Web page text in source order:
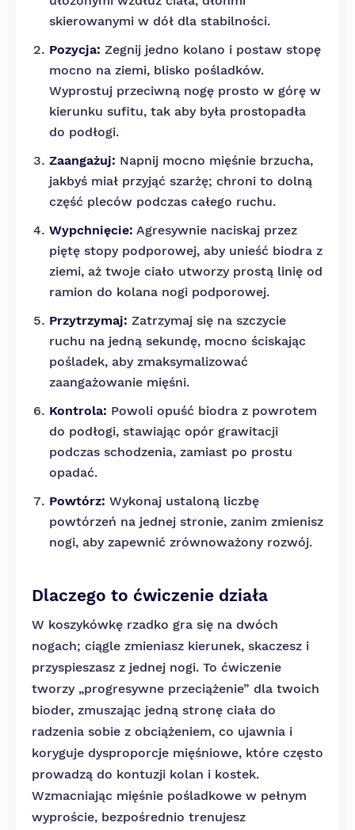
skierowanymi w dół dla stabilności.
Pozycja: Zegnij jedno kolano i postaw stopę
mocno na ziemi, blisko pośladków.
Wyprostuj przeciwną nogę prosto w górę w
kierunku sufitu, tak aby była prostopadła
do podłogi.
Zaangażuj: Napnij mocno mięśnie brzucha,
jakbyś miał przyjąć szarżę; chroni to dolną
część pleców podczas całego ruchu.
Wypchnięcie: Agresywnie naciskaj przez
piętę stopy podporowej, aby unieść biodra z
ziemi, aż twoje ciało utworzy prostą linię od
ramion do kolana nogi podporowej.
Przytrzymaj: Zatrzymaj się na szczycie
ruchu na jedną sekundę, mocno ściskając
pośladek, aby zmaksymalizować
zaangażowanie mięśni.
Kontrola: Powoli opuść biodra z powrotem
do podłogi, stawiając opór grawitacji
podczas schodzenia, zamiast po prostu
opadać.
Powtórz: Wykonaj ustaloną liczbę
powtórzeń na jednej stronie, zanim zmienisz
nogi, aby zapewnić zrównoważony rozwój.
Dlaczego to ćwiczenie działa
W koszykówkę rzadko gra się na dwóch
nogach; ciągle zmieniasz kierunek, skaczesz i
przyspieszasz z jednej nogi. To ćwiczenie
tworzy „progresywne przeciążenie” dla twoich
bioder, zmuszając jedną stronę ciała do
radzenia sobie z obciążeniem, co ujawnia i
koryguje dysproporcje mięśniowe, które często
prowadzą do kontuzji kolan i kostek.
Wzmacniając mięśnie pośladkowe w pełnym
wyproście, bezpośrednio trenujesz